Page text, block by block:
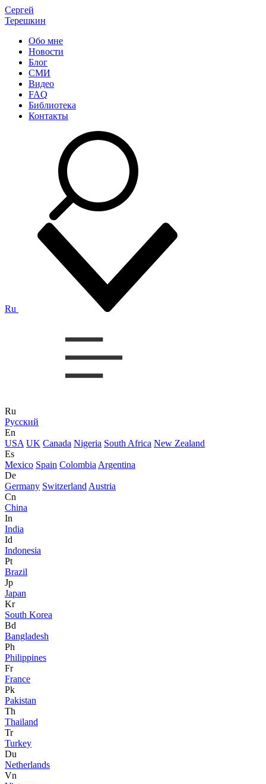
Сергей
Терешкин
Обо мне
Новости
Блог
СМИ
Видео
FAQ
Библиотека
Контакты
Ru
Ru
Русский
En
USA UK Canada Nigeria South Africa New Zealand
Es
Mexico Spain Colombia Argentina
De
Germany Switzerland Austria
Cn
China
In
India
Id
Indonesia
Pt
Brazil
Jp
Japan
Kr
South Korea
Bd
Bangladesh
Ph
Philippines
Fr
France
Pk
Pakistan
Th
Thailand
Tr
Turkey
Du
Netherlands
Vn